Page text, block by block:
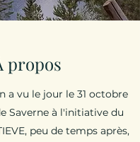
propos
a vu le jour le 31 octobre
Saverne à l'initiative du
peu de temps après,